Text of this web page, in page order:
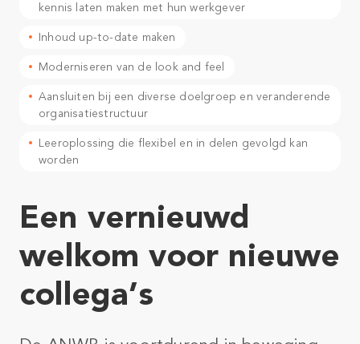
kennis laten maken met hun werkgever
Inhoud up-to-date maken
Moderniseren van de look and feel
Aansluiten bij een diverse doelgroep en veranderende
organisatiestructuur
Leeroplossing die flexibel en in delen gevolgd kan
worden
Een vernieuwd
welkom voor nieuwe
collega’s